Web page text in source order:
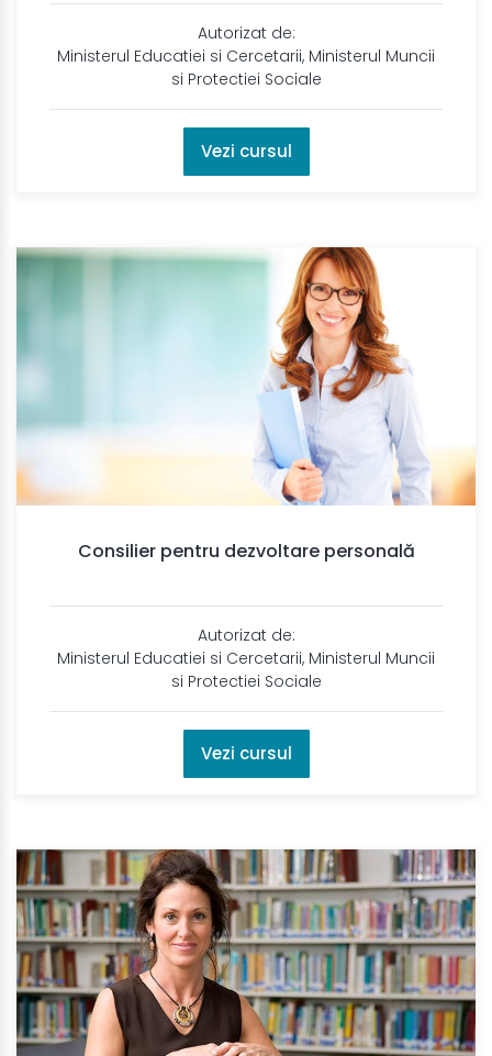
Autorizat de:
Ministerul Educatiei si Cercetarii, Ministerul Muncii
si Protectiei Sociale
Vezi cursul
Consilier pentru dezvoltare personală
Autorizat de:
Ministerul Educatiei si Cercetarii, Ministerul Muncii
si Protectiei Sociale
Vezi cursul